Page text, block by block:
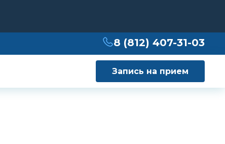
8 (812) 407-31-03
Запись на прием